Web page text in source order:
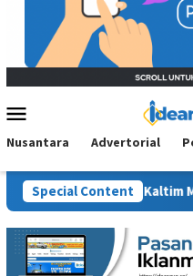
Menu
Nusantara Advertorial
Special Content
BM PAN Kaltim Minta